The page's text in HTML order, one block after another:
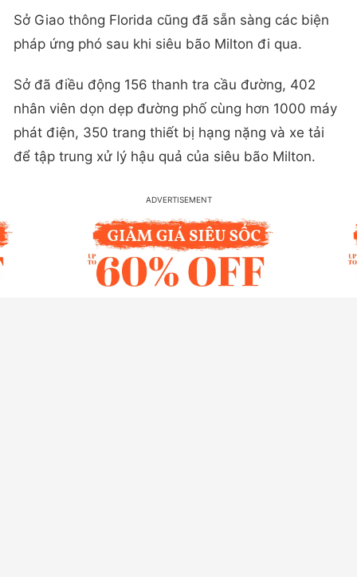
Sở Giao thông Florida cũng đã sẵn sàng các biện
pháp ứng phó sau khi siêu bão Milton đi qua.
Sở đã điều động 156 thanh tra cầu đường, 402
nhân viên dọn dẹp đường phố cùng hơn 1000 máy
phát điện, 350 trang thiết bị hạng nặng và xe tải
để tập trung xử lý hậu quả của siêu bão Milton.